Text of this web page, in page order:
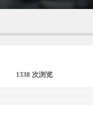
1338 次浏览